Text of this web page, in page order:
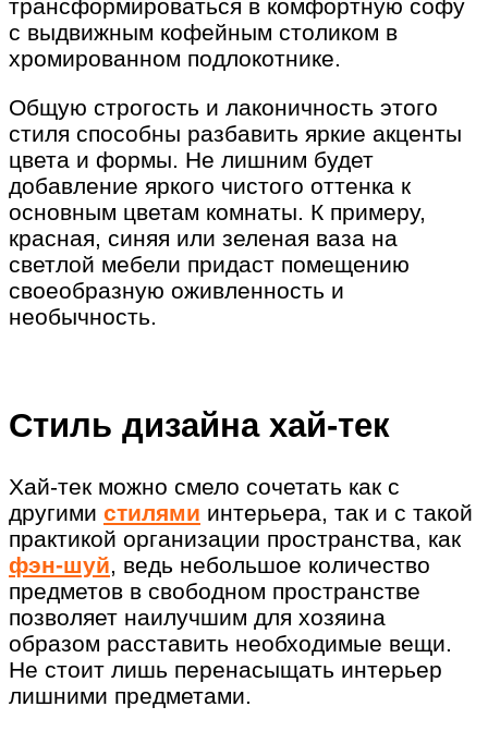
трансформироваться в комфортную софу
с выдвижным кофейным столиком в
хромированном подлокотнике.
Общую строгость и лаконичность этого
стиля способны разбавить яркие акценты
цвета и формы. Не лишним будет
добавление яркого чистого оттенка к
основным цветам комнаты. К примеру,
красная, синяя или зеленая ваза на
светлой мебели придаст помещению
своеобразную оживленность и
необычность.
Стиль дизайна хай-тек
Хай-тек можно смело сочетать как с
другими стилями интерьера, так и с такой
практикой организации пространства, как
фэн-шуй, ведь небольшое количество
предметов в свободном пространстве
позволяет наилучшим для хозяина
образом расставить необходимые вещи.
Не стоит лишь перенасыщать интерьер
лишними предметами.